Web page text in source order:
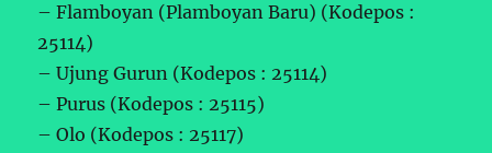
– Flamboyan (Plamboyan Baru) (Kodepos :
25114)
– Ujung Gurun (Kodepos : 25114)
– Purus (Kodepos : 25115)
– Olo (Kodepos : 25117)